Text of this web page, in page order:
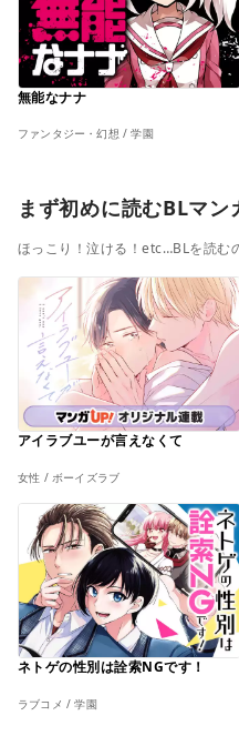
無能なナナ
ファンタジー・幻想 / 学園
まず初めに読むBLマン
ほっこり！泣ける！etc…BLを読む
アイラブユーが言えなくて
女性 / ボーイズラブ
ネトゲの性別は詮索NGです！
ラブコメ / 学園